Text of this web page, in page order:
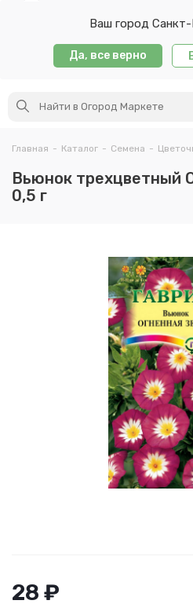
Ваш город
Да, все верно
Главная - Каталог - Семена -
Вьюнок трехцветный
0,5 г
28 ₽